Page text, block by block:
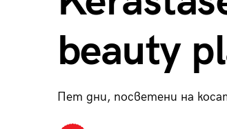
beauty
Пет дни, посветени на